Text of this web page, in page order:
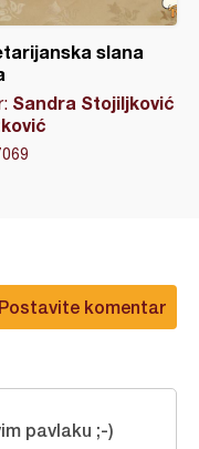
slana
Sandra Stojiljković
Postavite komentar
pavlaku ;-)